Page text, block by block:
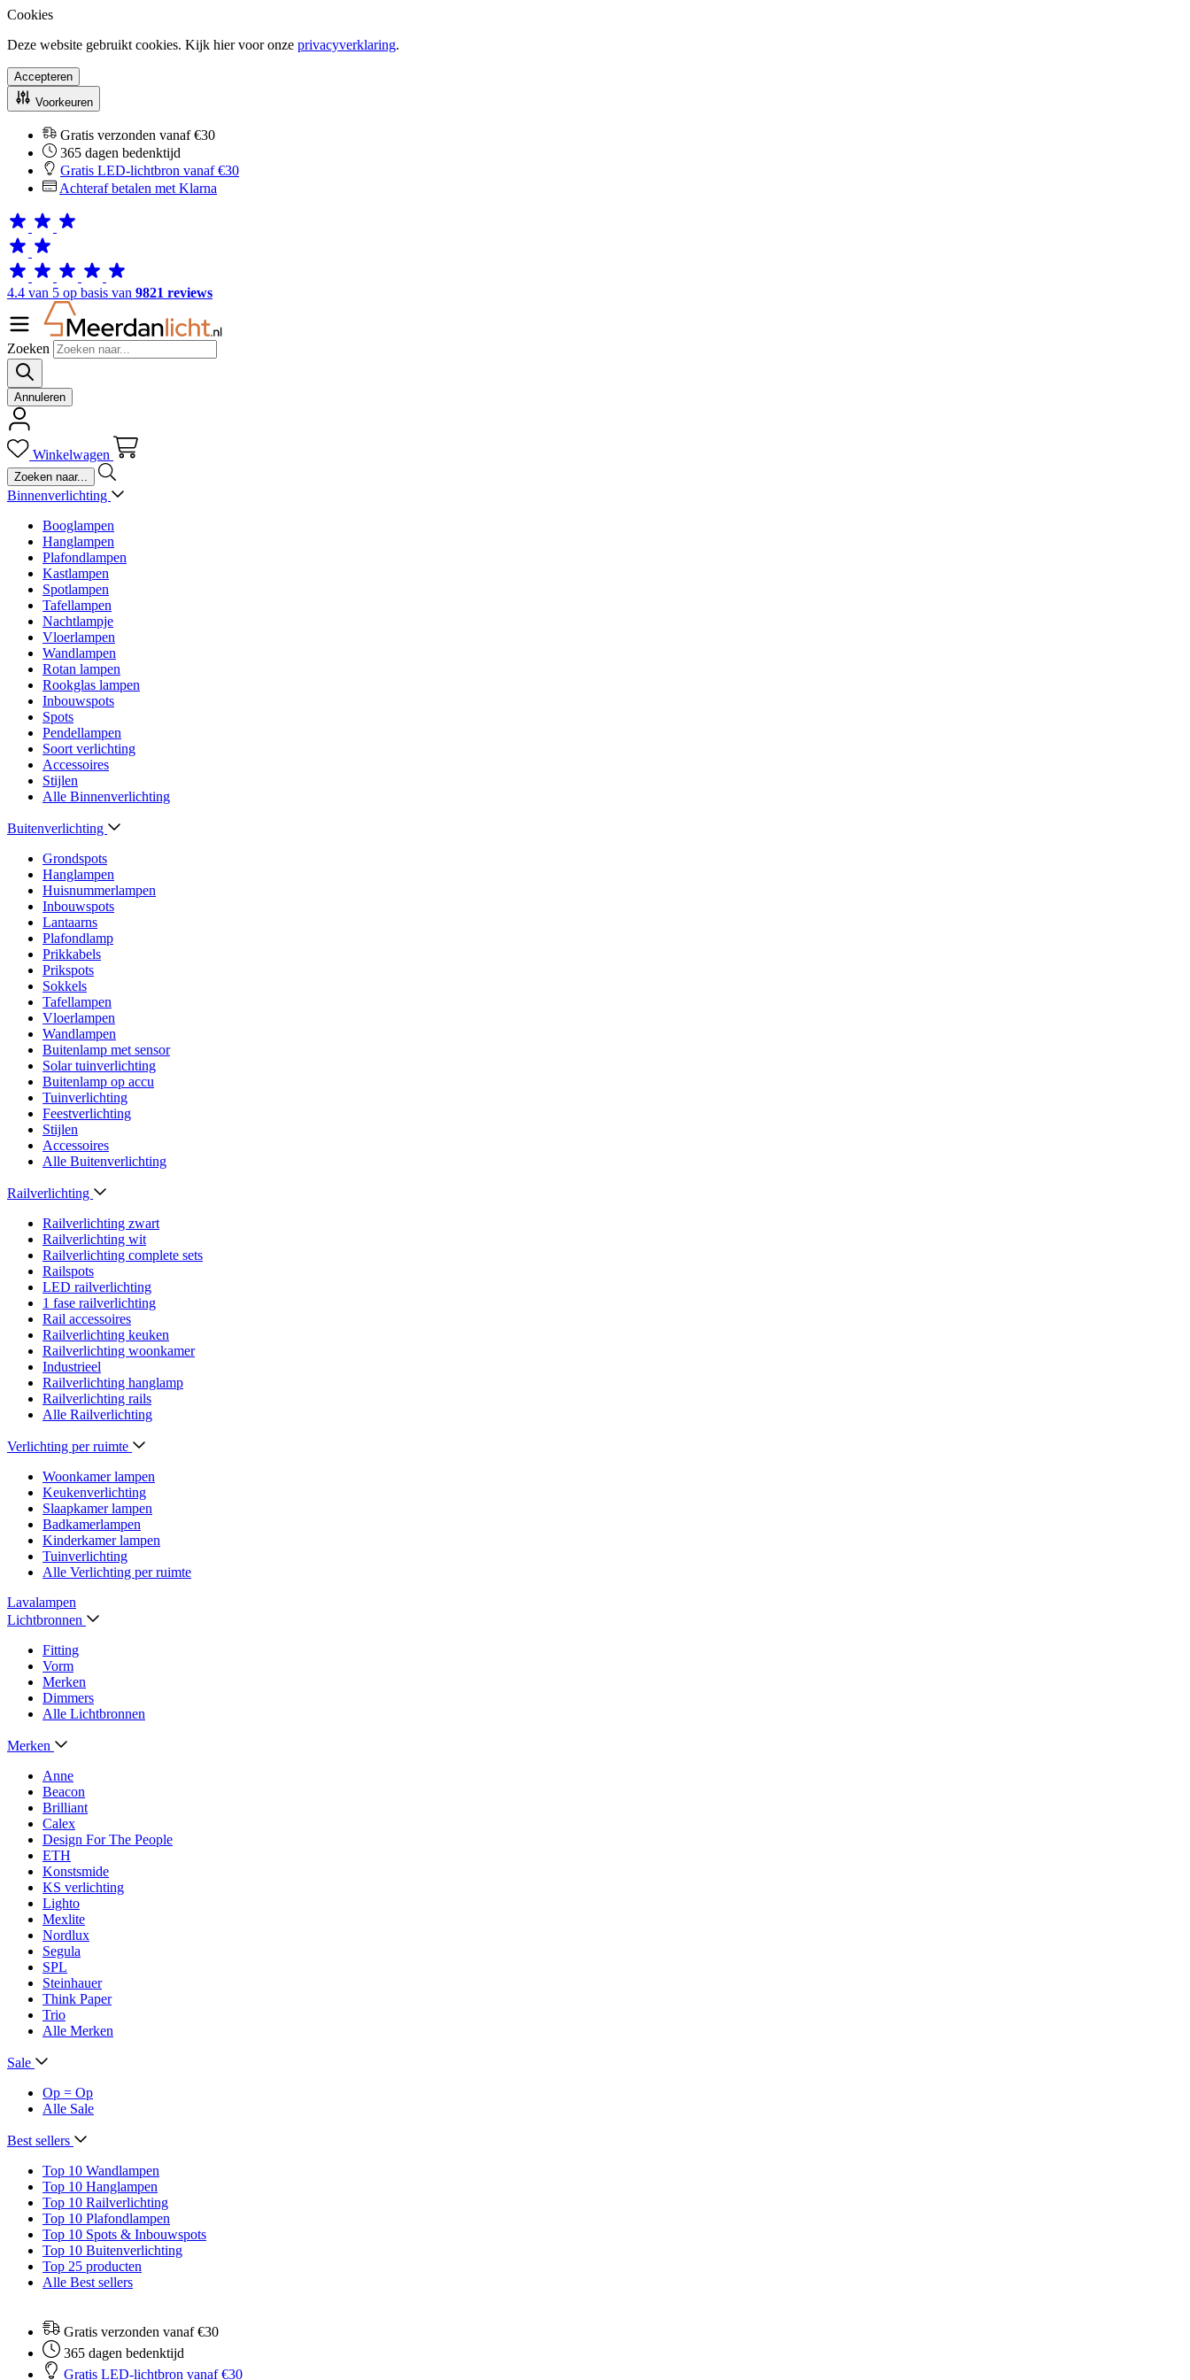
Cookies
Deze website gebruikt cookies. Kijk hier voor onze privacyverklaring.
Accepteren
Voorkeuren
Gratis verzonden vanaf €30
365 dagen bedenktijd
Gratis LED-lichtbron vanaf €30
Achteraf betalen met Klarna
4.4 van 5 op basis van 9821 reviews
Zoeken
Annuleren
Winkelwagen
Binnenverlichting
Booglampen
Hanglampen
Plafondlampen
Kastlampen
Spotlampen
Tafellampen
Nachtlampje
Vloerlampen
Wandlampen
Rotan lampen
Rookglas lampen
Inbouwspots
Spots
Pendellampen
Soort verlichting
Accessoires
Stijlen
Alle Binnenverlichting
Buitenverlichting
Grondspots
Hanglampen
Huisnummerlampen
Inbouwspots
Lantaarns
Plafondlamp
Prikkabels
Prikspots
Sokkels
Tafellampen
Vloerlampen
Wandlampen
Buitenlamp met sensor
Solar tuinverlichting
Buitenlamp op accu
Tuinverlichting
Feestverlichting
Stijlen
Accessoires
Alle Buitenverlichting
Railverlichting
Railverlichting zwart
Railverlichting wit
Railverlichting complete sets
Railspots
LED railverlichting
1 fase railverlichting
Rail accessoires
Railverlichting keuken
Railverlichting woonkamer
Industrieel
Railverlichting hanglamp
Railverlichting rails
Alle Railverlichting
Verlichting per ruimte
Woonkamer lampen
Keukenverlichting
Slaapkamer lampen
Badkamerlampen
Kinderkamer lampen
Tuinverlichting
Alle Verlichting per ruimte
Lavalampen
Lichtbronnen
Fitting
Vorm
Merken
Dimmers
Alle Lichtbronnen
Merken
Anne
Beacon
Brilliant
Calex
Design For The People
ETH
Konstsmide
KS verlichting
Lighto
Mexlite
Nordlux
Segula
SPL
Steinhauer
Think Paper
Trio
Alle Merken
Sale
Op = Op
Alle Sale
Best sellers
Top 10 Wandlampen
Top 10 Hanglampen
Top 10 Railverlichting
Top 10 Plafondlampen
Top 10 Spots & Inbouwspots
Top 10 Buitenverlichting
Top 25 producten
Alle Best sellers
Gratis verzonden vanaf €30
365 dagen bedenktijd
Gratis LED-lichtbron vanaf €30